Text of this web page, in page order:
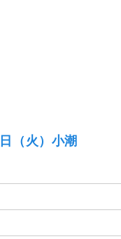
（火）小潮